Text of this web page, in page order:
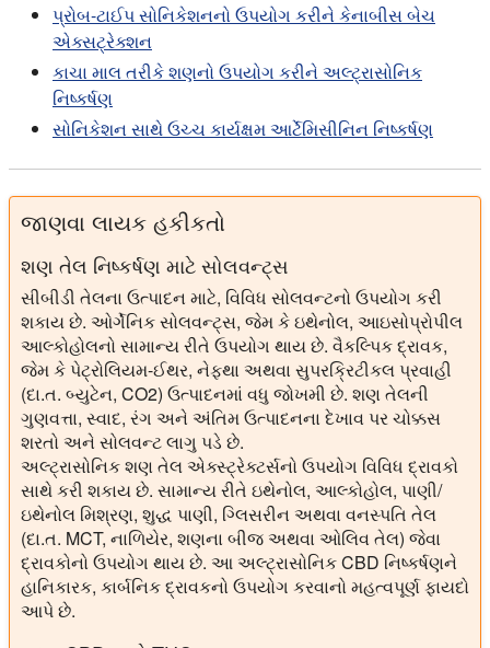
પ્રોબ-ટાઈપ સોનિકેશનનો ઉપયોગ કરીને કેનાબીસ બેચ
એક્સટ્રેક્શન
કાચા માલ તરીકે શણનો ઉપયોગ કરીને અલ્ટ્રાસોનિક
નિષ્કર્ષણ
સોનિકેશન સાથે ઉચ્ચ કાર્યક્ષમ આર્ટેમિસીનિન નિષ્કર્ષણ
જાણવા લાયક હકીકતો
શણ તેલ નિષ્કર્ષણ માટે સોલવન્ટ્સ
સીબીડી તેલના ઉત્પાદન માટે, વિવિધ સોલવન્ટનો ઉપયોગ કરી
શકાય છે. ઓર્ગેનિક સોલવન્ટ્સ, જેમ કે ઇથેનોલ, આઇસોપ્રોપીલ
આલ્કોહોલનો સામાન્ય રીતે ઉપયોગ થાય છે. વૈકલ્પિક દ્રાવક,
જેમ કે પેટ્રોલિયમ-ઈથર, નેફ્થા અથવા સુપરક્રિટીકલ પ્રવાહી
(દા.ત. બ્યુટેન, CO2) ઉત્પાદનમાં વધુ જોખમી છે. શણ તેલની
ગુણવત્તા, સ્વાદ, રંગ અને અંતિમ ઉત્પાદનના દેખાવ પર ચોક્કસ
શરતો અને સોલવન્ટ લાગુ પડે છે.
અલ્ટ્રાસોનિક શણ તેલ એક્સ્ટ્રેક્ટર્સનો ઉપયોગ વિવિધ દ્રાવકો
સાથે કરી શકાય છે. સામાન્ય રીતે ઇથેનોલ, આલ્કોહોલ, પાણી/
ઇથેનોલ મિશ્રણ, શુદ્ધ પાણી, ગ્લિસરીન અથવા વનસ્પતિ તેલ
(દા.ત. MCT, નાળિયેર, શણના બીજ અથવા ઓલિવ તેલ) જેવા
દ્રાવકોનો ઉપયોગ થાય છે. આ અલ્ટ્રાસોનિક CBD નિષ્કર્ષણને
હાનિકારક, કાર્બનિક દ્રાવકનો ઉપયોગ કરવાનો મહત્વપૂર્ણ ફાયદો
આપે છે.